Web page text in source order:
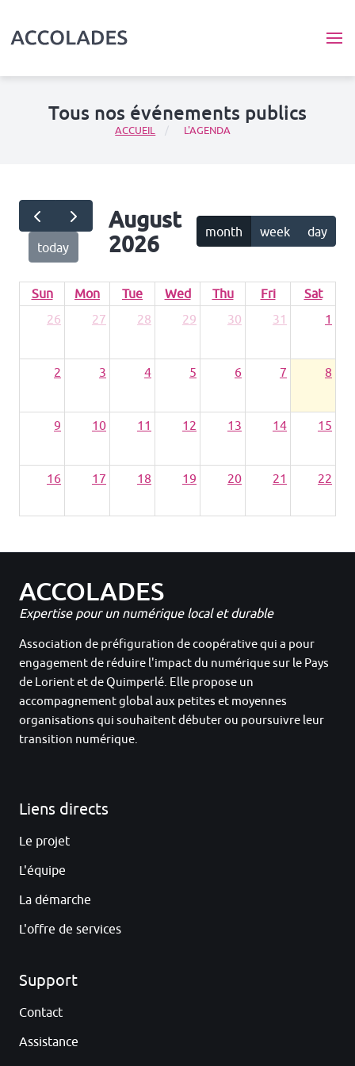
Tous nos événements publics
ACCUEIL L'AGENDA
today
August
2026
month week day
Sun Mon Tue Wed Thu Fri
Sat
26
27 28 29 30 31 1
2 3 4 5 6 7 8
9 10 11 12 13 14 15
16 17 18 19 20 21 22
30 31 1
ACCOLADES
Expertise pour un numérique local et durable
Association de préfiguration de coopérative qui a pour
engagement de réduire l'impact du numérique sur le Pays
de Lorient et de Quimperlé. Elle propose un
accompagnement global aux petites et moyennes
organisations qui souhaitent débuter ou poursuivre leur
transition numérique.
Liens directs
Le projet
L'équipe
La démarche
L'offre de services
Support
Contact
Assistance